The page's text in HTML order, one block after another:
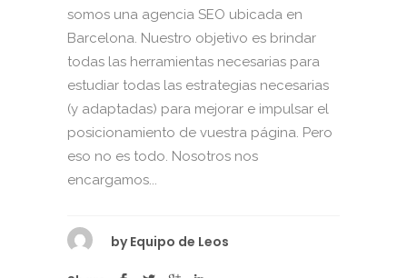
somos una agencia SEO ubicada en
Barcelona. Nuestro objetivo es brindar
todas las herramientas necesarias para
estudiar todas las estrategias necesarias
(y adaptadas) para mejorar e impulsar el
posicionamiento de vuestra página. Pero
eso no es todo. Nosotros nos
encargamos...
by Equipo de Leos